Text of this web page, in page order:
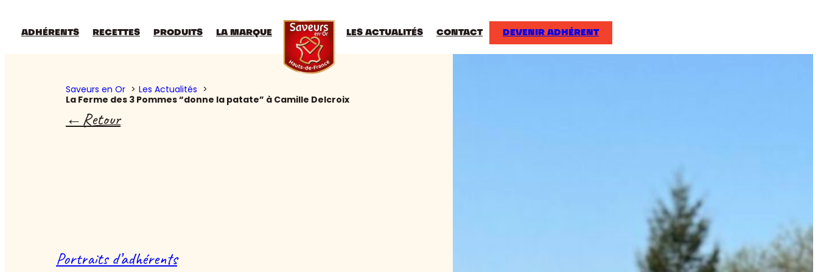
ADHÉRENTS RECETTES PRODUITS LA MARQUE LES ACTUALITÉS CONTACT DEVENIR ADHÉRENT
Saveurs en Or
Les Actualités
La Ferme des 3 Pommes “donne la patate” à Camille Delcroix
Retour
Portraits d’adhérents